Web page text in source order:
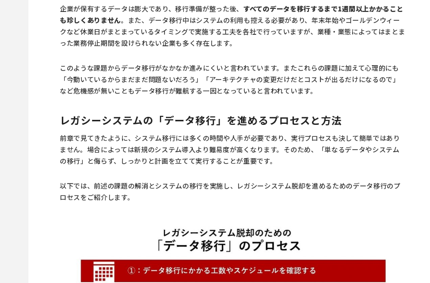
企業が保有するデータは膨大であり、移行準備が整った後、 すべてのデータを移行するまで1週間以上かかること
も珍しくありません。また、データ移行中はシステムの利用も控える必要があり、年末年始やゴールデンウィー
クなど休業日がまとまっているタイミングで実施する工夫を各社で行っていますが、業種・業態によってはまとま
った業務停止期間を設けられない企業も多く存在します。
このような課題からデータ移行がなかなか進みにくいと言われています。またこれらの課題に加えて心理的にも
「今動いているからまだまだ問題ないだろう」「アーキテクチャの変更だけだとコストが出るだけになるので」
など危機感が無いこともデータ移行が難航する一因となっていると言われています。
レガシーシステムの「データ移行」を進めるプロセスと方法
前章で見てきたように、システム移行には多くの時間や人手が必要であり、実行プロセスも決して簡単ではあり
ません。場合によっては新規のシステム導入より難易度が高くなります。そのため、「単なるデータやシステム
の移行」と侮らず、しっかりと計画を立てて実行することが重要です。
以下では、前述の課題の解消とシステムの移行を実施し、レガシーシステム脱却を進めるためのデータ移行のプ
ロセスをご紹介します。